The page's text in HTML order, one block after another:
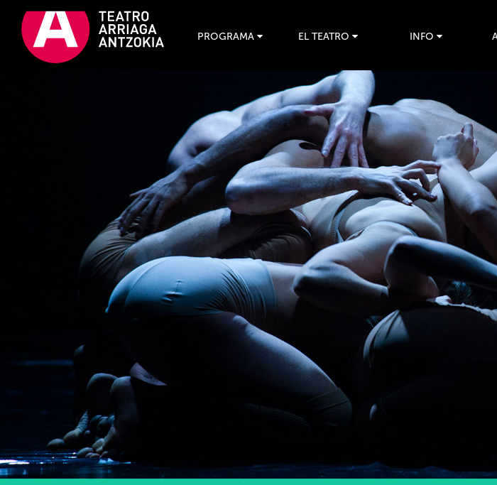
PROGRAMA EL TEATRO INFO